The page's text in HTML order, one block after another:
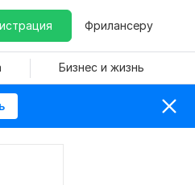
Фрилансеру
Бизнес и жизнь